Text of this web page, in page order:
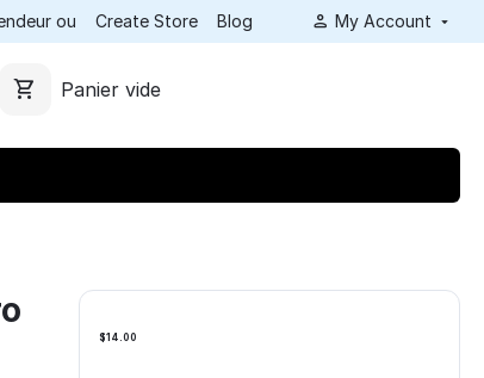
ou Create Store Blog My Account
Panier vide
$14.00